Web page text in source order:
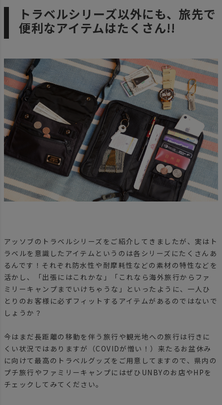
トラベルシリーズ以外にも、旅先で
便利なアイテムはたくさん!!
アッソブのトラベルシリーズをご紹介してきましたが、実はト
ラベルを意識したアイテムというのは各シリーズにたくさんあ
るんです！それぞれ防水性や耐摩耗性などの素材の特性などを
活かし、「出張にはこれかな」「これなら海外旅行からファ
ミリーキャンプまでいけちゃうな」といったように、一人ひ
とりのお客様に必ずフィットするアイテムがあるのではないで
しょうか？
今はまだ長距離の移動を伴う旅行や観光地への旅行は行きに
くい状況ではありますが（COVIDが憎い！）来たるお盆休み
に向けて最高のトラベルグッズをご用意してますので、県内の
プチ旅行やファミリーキャンプにはぜひUNBYのお店やHPを
チェックしてみてください。